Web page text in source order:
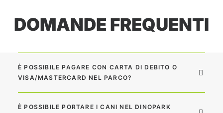
DOMANDE FREQUENTI
È POSSIBILE PAGARE CON CARTA DI DEBITO O
VISA/MASTERCARD NEL PARCO?
È POSSIBILE PORTARE I CANI NEL DINOPARK